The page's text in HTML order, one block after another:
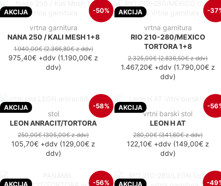
AKCIJA -50%
vrtna garnitura
NANA 250 / KALI MESH 1+8
1.940,00€(2.366,80€z ddv)
975,40€ +ddv (1.190,00€ z
ddv)
AKCIJA -
vrtna garnitura
RIO 210-280/MEXICO
TORTORA 1+8
2.325,00€(2.836,50€z ddv)
1.467,20€+ddv(1.790,00€z
ddv)
AKCIJA -58%
stol
LEON ANRACIT/TORTORA
250,00€(305,00€z ddv)
105,70€ +ddv (129,00€ z
ddv)
AKCIJA -
vrtni barski stol
LEON H AT
280,00€(341,60€z ddv)
122,10€+ddv(149,00€z
ddv)
AKCIJA -56% AKCIJA -